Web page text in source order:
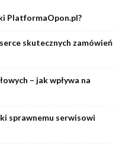
PlatformaOpon.pl?
skutecznych zamówień
– jak wpływa na
sprawnemu serwisowi